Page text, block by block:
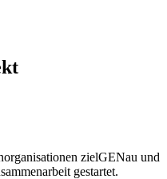
zielGENau und
gestartet.